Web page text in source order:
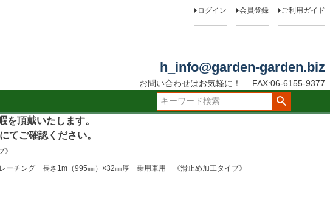
ログイン 会員登録 ご利用ガイド
h_info@garden-garden.biz
お問い合わせはお気軽に！
FAX:06-6155-9377
を頂戴いたします。
ご確認ください。
レーチング 長さ1m（995㎜）×32㎜厚 乗用車用 《滑止め加工タイプ》